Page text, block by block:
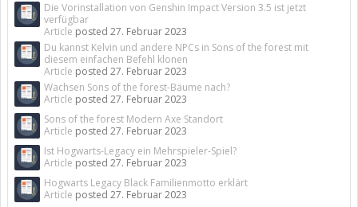
Die Vorinstallation von Genshin Impact Version 3.5 ist jetzt
verfügbar
Article posted 27. Februar 2023
Du kannst Kelvin und andere NPCs in Sons of the forest mit
diesem einfachen Befehl klonen
Article posted 27. Februar 2023
Wachsen Sons of the forest-Bäume nach?
Article posted 27. Februar 2023
Sons of the forest Modern Axe Standort
Article posted 27. Februar 2023
Ist Hogwarts-Legacy ein Mehrspieler-Spiel?
Article posted 27. Februar 2023
Hogwarts Legacy Black Familienmotto erklärt
Article posted 27. Februar 2023